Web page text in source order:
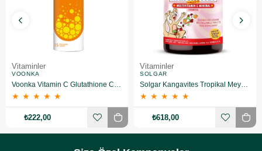
Vitaminler
VOONKA
Voonka Vitamin C Glutathione Complex Efervesan 15 Tablet
★ ★ ★ ★ ★
₺222,00
Vitaminler
SOLGAR
Solgar Kangavites Tropikal Meyve Aromalı 60 Tablet
★ ★ ★ ★ ★
₺618,00